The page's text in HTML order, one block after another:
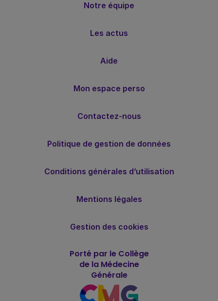
Notre équipe
Les actus
Aide
Mon espace perso
Contactez-nous
Politique de gestion de données
Conditions générales d’utilisation
Mentions légales
Gestion des cookies
Porté par le Collège
de la Médecine
Générale